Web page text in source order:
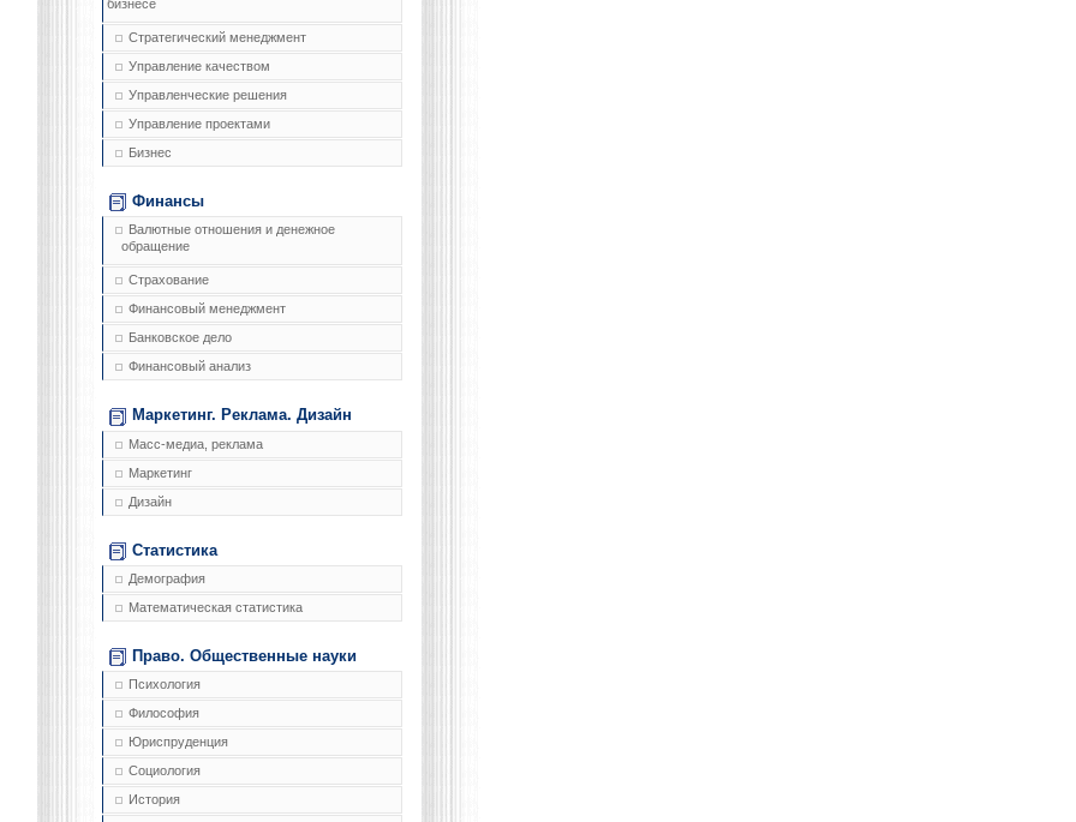
бизнесе
Стратегический менеджмент
Управление качеством
Управленческие решения
Управление проектами
Бизнес
Финансы
Валютные отношения и денежное
обращение
Страхование
Финансовый менеджмент
Банковское дело
Финансовый анализ
Маркетинг. Реклама. Дизайн
Масс-медиа, реклама
Маркетинг
Дизайн
Статистика
Демография
Математическая статистика
Право. Общественные науки
Психология
Философия
Юриспруденция
Социология
История